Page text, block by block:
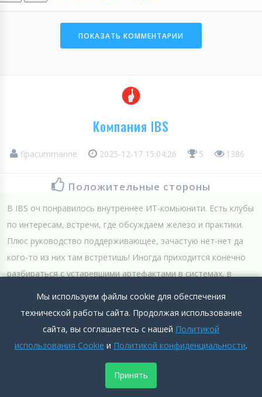
ПОКАЗАТЬ КОММЕНТАРИИ
Компания IBS
fipacummanne 2025-12-17 15:04:26 5 1386
Положительные стороны
В IBS оч понравилось внутреннее ИТ-комьюнити. Есть клубы
по интересам, встречи, где обсуждаем железо и практики.
Плюс руководство поддерживающее, зачастую нет-нет да
кого-то из них там встретишь! Иногда приходится конечно
разбираться с устаревшими артефактами в системах, в
Подробнее >>
Отрицательные стороны
Мы используем файлы cookie для обеспечения
технической работы сайта. Продолжая использование
сайта, вы соглашаетесь с нашей Политикой
использования Cookie и Политикой конфиденциальности.
Принять